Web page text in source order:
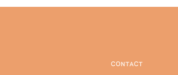
CONTACT